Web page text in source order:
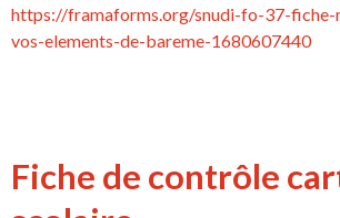
https://framaforms.org/snudi-fo-37-fiche-
vos-elements-de-bareme-1680607440
Fiche de contrôle